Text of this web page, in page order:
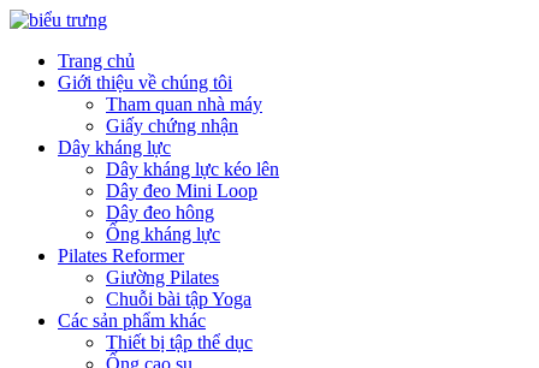
Trang chủ
Giới thiệu về chúng tôi
Tham quan nhà máy
Giấy chứng nhận
Dây kháng lực
Dây kháng lực kéo lên
Dây đeo Mini Loop
Dây đeo hông
Ống kháng lực
Pilates Reformer
Giường Pilates
Chuỗi bài tập Yoga
Các sản phẩm khác
Thiết bị tập thể dục
Ống cao su